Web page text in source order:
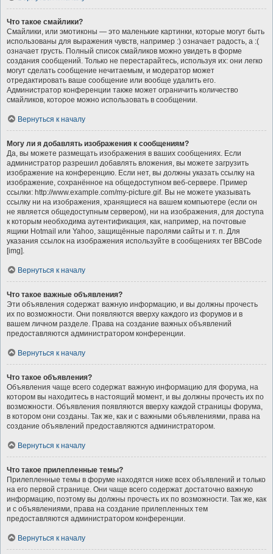
Что такое смайлики?
Смайлики, или эмотиконы — это маленькие картинки, которые могут быть
использованы для выражения чувств, например :) означает радость, а :(
означает грусть. Полный список смайликов можно увидеть в форме
создания сообщений. Только не перестарайтесь, используя их: они легко
могут сделать сообщение нечитаемым, и модератор может
отредактировать ваше сообщение или вообще удалить его.
Администратор конференции также может ограничить количество
смайликов, которое можно использовать в сообщении.
Вернуться к началу
Могу ли я добавлять изображения к сообщениям?
Да, вы можете размещать изображения в ваших сообщениях. Если
администратор разрешил добавлять вложения, вы можете загрузить
изображение на конференцию. Если нет, вы должны указать ссылку на
изображение, сохранённое на общедоступном веб-сервере. Пример
ссылки: http://www.example.com/my-picture.gif. Вы не можете указывать
ссылку ни на изображения, хранящиеся на вашем компьютере (если он
не является общедоступным сервером), ни на изображения, для доступа
к которым необходима аутентификация, как, например, на почтовые
ящики Hotmail или Yahoo, защищённые паролями сайты и т. п. Для
указания ссылок на изображения используйте в сообщениях тег BBCode
[img].
Вернуться к началу
Что такое важные объявления?
Эти объявления содержат важную информацию, и вы должны прочесть
их по возможности. Они появляются вверху каждого из форумов и в
вашем личном разделе. Права на создание важных объявлений
предоставляются администратором конференции.
Вернуться к началу
Что такое объявления?
Объявления чаще всего содержат важную информацию для форума, на
котором вы находитесь в настоящий момент, и вы должны прочесть их по
возможности. Объявления появляются вверху каждой страницы форума,
в котором они созданы. Так же, как и с важными объявлениями, права на
создание объявлений предоставляются администратором.
Вернуться к началу
Что такое прилепленные темы?
Прилепленные темы в форуме находятся ниже всех объявлений и только
на его первой странице. Они чаще всего содержат достаточно важную
информацию, поэтому вы должны прочесть их по возможности. Так же, как
и с объявлениями, права на создание прилепленных тем
предоставляются администратором конференции.
Вернуться к началу